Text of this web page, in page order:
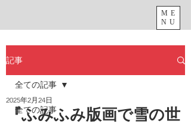
ME
NU
記事
全ての記事
全ての記事
『ふみふみ版画で雪の世
2025年2月24日